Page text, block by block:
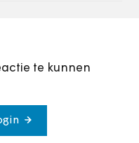
te kunnen